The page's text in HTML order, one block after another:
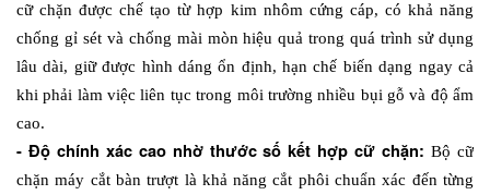
cữ chặn được chế tạo từ hợp kim nhôm cứng cáp, có khả năng
chống gỉ sét và chống mài mòn hiệu quả trong quá trình sử dụng
lâu dài, giữ được hình dáng ổn định, hạn chế biến dạng ngay cả
khi phải làm việc liên tục trong môi trường nhiều bụi gỗ và độ ẩm
cao.
- Độ chính xác cao nhờ thước số kết hợp cữ chặn: Bộ cữ
chặn máy cắt bàn trượt là khả năng cắt phôi chuẩn xác đến từng